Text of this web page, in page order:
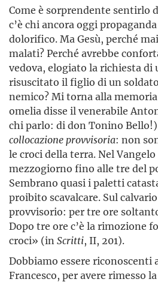
Come è sorprendente sentirlo
c’è chi ancora oggi
dolorifico. Ma Gesù, perché
malati? Perché avrebbe
vedova, elogiato la richiesta di
risuscitato il figlio di un
nemico? Mi torna alla
omelia disse il venerabile
chi parlo: di don Tonino
collocazione provvisoria: non
le croci della terra. Nel Vangelo
mezzogiorno fino alle tre del
Sembrano quasi i paletti
proibito scavalcare. Sul
provvisorio: per tre ore
Dopo tre ore c’è la rimozione
croci» (in Scritti, II, 201).
Dobbiamo essere riconoscenti
Francesco, per avere rimesso